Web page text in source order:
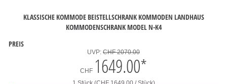
KLASSISCHE KOMMODE BEISTELLSCHRANK KOMMODEN LANDHAUS
KOMMODENSCHRANK MODEL N-K4
PREIS
UVP: CHF 2070.00
CHF 1649.00*